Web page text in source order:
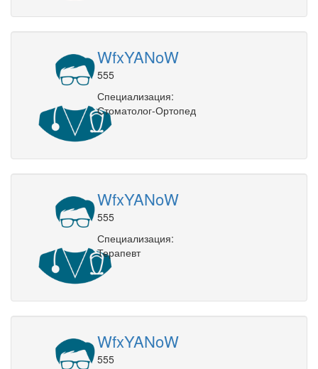
WfxYANoW
555
Специализация:
Стоматолог-Ортопед
WfxYANoW
555
Специализация:
Терапевт
WfxYANoW
555